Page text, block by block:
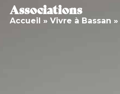
Associations
Accueil » Vivre à Bassan »